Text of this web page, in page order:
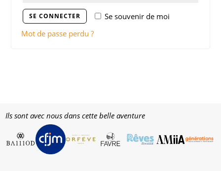
Se souvenir de moi
SE CONNECTER
Mot de passe perdu ?
Ils sont avec nous dans cette belle aventure